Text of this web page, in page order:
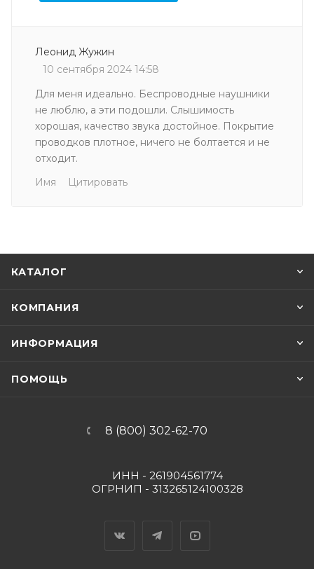
Леонид Жужин
10 сентября 2024 14:58
Для меня идеально. Беспроводные наушники
не люблю, а эти подошли. Слышимость
хорошая, качество звука достойное. Покрытие
проводков плотное, ничего не болтается и не
отходит.
Имя
Цитировать
КАТАЛОГ
КОМПАНИЯ
ИНФОРМАЦИЯ
ПОМОЩЬ
8 (800) 302-62-70
ИНН - 261904561774
ОГРНИП - 313265124100328